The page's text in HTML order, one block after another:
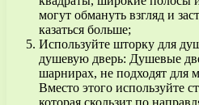
могут обмануть взгляд и
казаться больше;
Используйте шторку для
душевую дверь: Душевые
шарнирах, не подходят для
Вместо этого используйте